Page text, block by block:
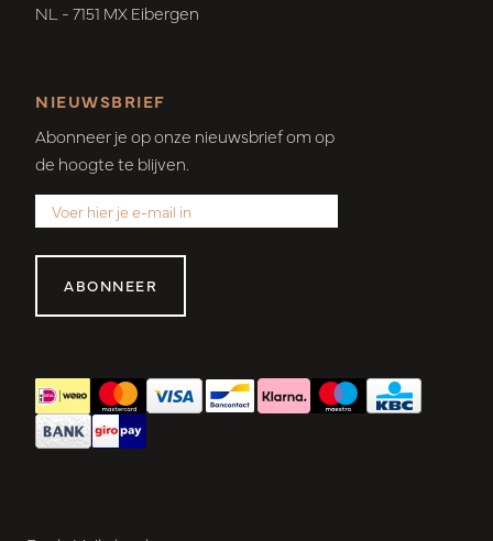
NL - 7151 MX Eibergen
NIEUWSBRIEF
Abonneer je op onze nieuwsbrief om op
de hoogte te blijven.
ABONNEER